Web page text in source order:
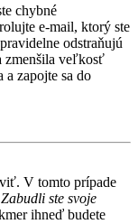
chybné
e-mail, ktorý ste
odstraňujú
zmenšila veľkosť
a zapojte sa do
V tomto prípade
Zabudli ste svoje
ihneď budete